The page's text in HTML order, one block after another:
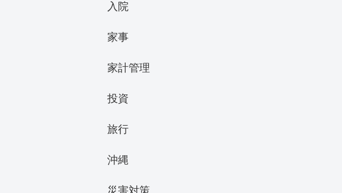
入院
家事
家計管理
投資
旅行
沖縄
災害対策